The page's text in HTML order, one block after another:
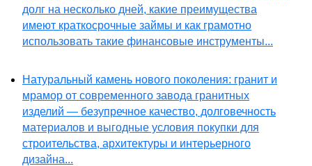
долг на несколько дней, какие преимущества
имеют краткосрочные займы и как грамотно
использовать такие финансовые инструменты...
Натуральный камень нового поколения: гранит и
мрамор от современного завода гранитных
изделий — безупречное качество, долговечность
материалов и выгодные условия покупки для
строительства, архитектуры и интерьерного
дизайна...